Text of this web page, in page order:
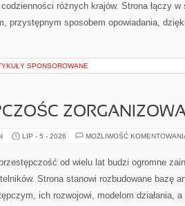
różnych krajów. Strona łączy w
przystępnym sposobem opowiadania,
SPONSOROWANE
LIP - 5 - 2026 MOŻLIWOŚĆ
od wielu lat budzi ogromne
Strona stanowi rozbudowane bazę
ich rozwojowi, modelom działania,